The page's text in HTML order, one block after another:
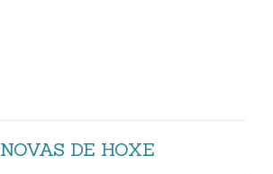
NOVAS DE HOXE